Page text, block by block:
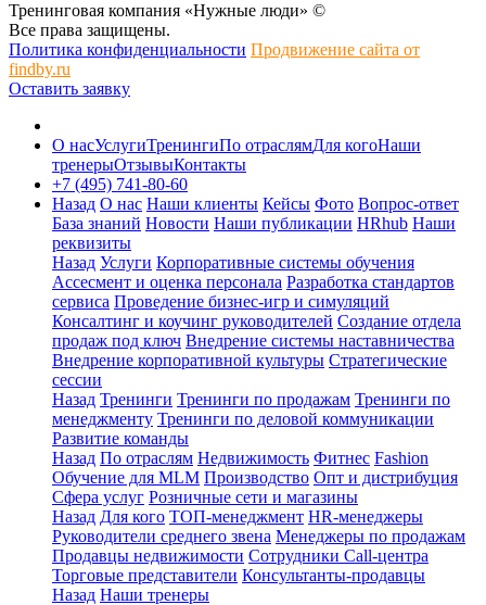
Тренинговая компания «Нужные люди» ©
Все права защищены.
Политика конфиденциальности Продвижение сайта от
findby.ru
Оставить заявку
О насУслугиТренингиПо отраслямДля когоНаши
тренерыОтзывыКонтакты
+7 (495) 741-80-60
Назад О нас Наши клиенты Кейсы Фото Вопрос-ответ
База знаний Новости Наши публикации HRhub Наши
реквизиты
Назад Услуги Корпоративные системы обучения
Ассесмент и оценка персонала Разработка стандартов
сервиса Проведение бизнес-игр и симуляций
Консалтинг и коучинг руководителей Создание отдела
продаж под ключ Внедрение системы наставничества
Внедрение корпоративной культуры Стратегические
сессии
Назад Тренинги Тренинги по продажам Тренинги по
менеджменту Тренинги по деловой коммуникации
Развитие команды
Назад По отраслям Недвижимость Фитнес Fashion
Обучение для MLM Производство Опт и дистрибуция
Сфера услуг Розничные сети и магазины
Назад Для кого ТОП-менеджмент HR-менеджеры
Руководители среднего звена Менеджеры по продажам
Продавцы недвижимости Сотрудники Call-центра
Торговые представители Консультанты-продавцы
Назад Наши тренеры